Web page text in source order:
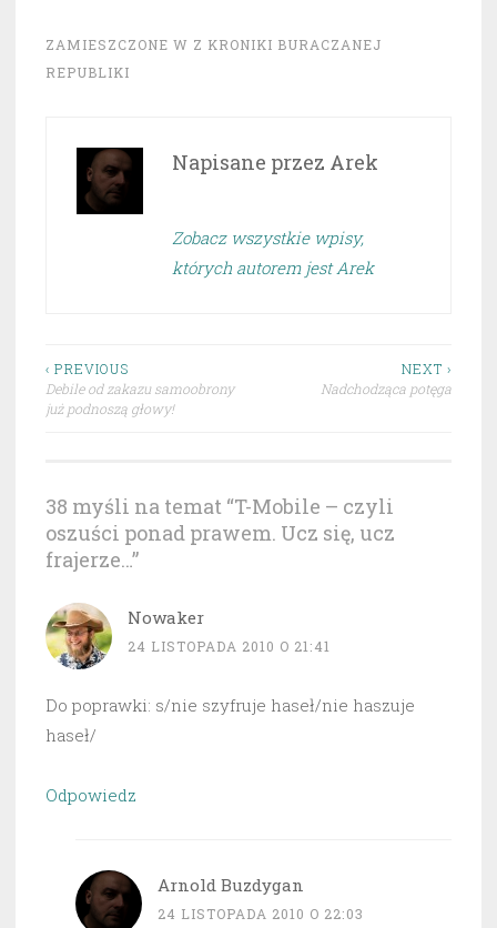
ZAMIESZCZONE W Z KRONIKI BURACZANEJ
REPUBLIKI
Napisane przez Arek
Zobacz wszystkie wpisy,
których autorem jest Arek
Nawigacja
wpisu
‹ PREVIOUS
Debile od zakazu samoobrony
już podnoszą głowy!
NEXT ›
Nadchodząca potęga
38 myśli na temat “T-Mobile – czyli
oszuści ponad prawem. Ucz się, ucz
frajerze…”
Nowaker
24 LISTOPADA 2010 O 21:41
Do poprawki: s/nie szyfruje haseł/nie haszuje
haseł/
Odpowiedz
Arnold Buzdygan
24 LISTOPADA 2010 O 22:03